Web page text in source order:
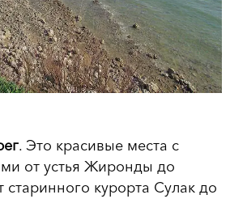
. Это красивые места с
от устья Жиронды до
старинного курорта Сулак до